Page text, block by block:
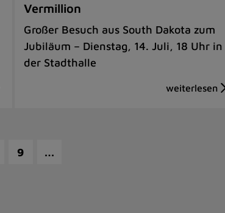
Vermillion
Großer Besuch aus South Dakota zum
Jubiläum – Dienstag, 14. Juli, 18 Uhr in
der Stadthalle
9 …